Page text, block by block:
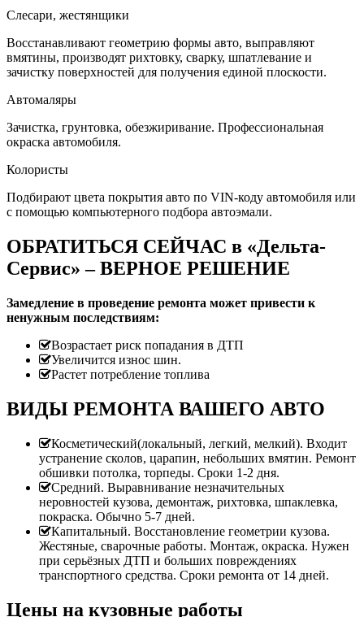
Слесари, жестянщики
Восстанавливают геометрию формы авто, выправляют
вмятины, производят рихтовку, сварку, шпатлевание и
зачистку поверхностей для получения единой плоскости.
Автомаляры
Зачистка, грунтовка, обезжиривание. Профессиональная
окраска автомобиля.
Колористы
Подбирают цвета покрытия авто по VIN-коду автомобиля или
с помощью компьютерного подбора автоэмали.
ОБРАТИТЬСЯ СЕЙЧАС в «Дельта-
Сервис» – ВЕРНОЕ РЕШЕНИЕ
Замедление в проведение ремонта может привести к
ненужным последствиям:
Возрастает риск попадания в ДТП
Увеличится износ шин.
Растет потребление топлива
ВИДЫ РЕМОНТА ВАШЕГО АВТО
Косметический(локальный, легкий, мелкий). Входит
устранение сколов, царапин, небольших вмятин. Ремонт
обшивки потолка, торпеды. Сроки 1-2 дня.
Средний. Выравнивание незначительных
неровностей кузова, демонтаж, рихтовка, шпаклевка,
покраска. Обычно 5-7 дней.
Капитальный. Восстановление геометрии кузова.
Жестяные, сварочные работы. Монтаж, окраска. Нужен
при серьёзных ДТП и больших повреждениях
транспортного средства. Сроки ремонта от 14 дней.
Цены на кузовные работы